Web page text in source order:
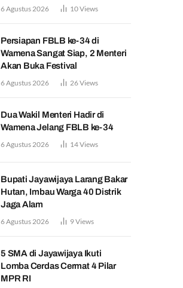
6 Agustus 2026 10Views
Persiapan FBLB ke-34 di
Wamena Sangat Siap, 2 Menteri
Akan Buka Festival
6 Agustus 2026 26Views
Dua Wakil Menteri Hadir di
Wamena Jelang FBLB ke-34
6 Agustus 2026 14Views
Bupati Jayawijaya Larang Bakar
Hutan, Imbau Warga 40 Distrik
Jaga Alam
6 Agustus 2026 9Views
5 SMA di Jayawijaya Ikuti
Lomba Cerdas Cermat 4 Pilar
MPR RI